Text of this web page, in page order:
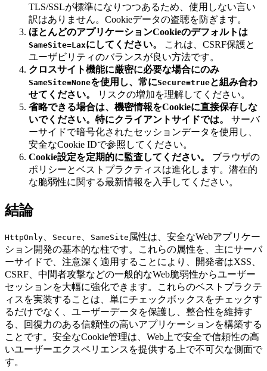
TLS/SSLが標準になりつつあるため、使用しない言い
訳はありません。Cookieデータの盗聴を防ぎます。
ほとんどのアプリケーションCookieのデフォルトは
SameSite=Laxにしてください。
これは、CSRF保護と
ユーザビリティのバランスが良い方法です。
クロスサイト機能に厳密に必要な場合にのみ
SameSite=Noneを使用し、常にSecure=trueと組み合わ
せてください。
リスクの増加を理解してください。
省略できる場合は、機密情報をCookieに直接保存しな
いでください。特にクライアントサイドでは。
サーバ
ーサイドで暗号化されたセッションデータを使用し、
安全なCookie IDで参照してください。
Cookie設定を定期的に監査してください。
ブラウザの
ポリシーとベストプラクティスは進化します。潜在的
な脆弱性に関する最新情報を入手してください。
結論
HttpOnly、 Secure 、 SameSite 属性は、安全なWebアプリケー
ション開発の基本的な柱です。これらの属性を、主にサーバ
ーサイドで、注意深く適用することにより、開発者はXSS、
CSRF、中間者攻撃などの一般的なWeb脆弱性からユーザー
セッションを大幅に強化できます。これらのベストプラクテ
ィスを実装することは、単にチェックボックスをチェックす
るだけでなく、ユーザーデータを保護し、整合性を維持す
る、回復力のある信頼性の高いアプリケーションを構築する
ことです。安全なCookie管理は、Web上で安全で信頼性の高
いユーザーエクスペリエンスを提供する上で不可欠な側面で
す。